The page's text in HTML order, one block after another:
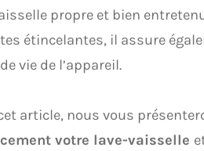
propre et bien
étincelantes, il assure
vie de l’appareil.
article, nous vous
votre lave-vaisselle